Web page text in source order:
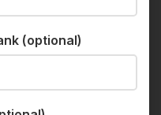
(optional)